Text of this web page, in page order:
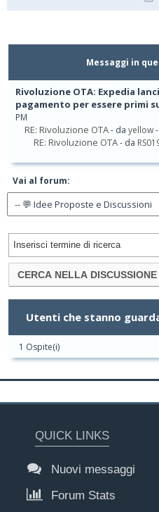
Messaggi in
Rivoluzione OTA: Expedia
pagamento per essere primi
PM
RE: Rivoluzione OTA- da yellow
RE: Rivoluzione OTA- da
Vai al forum:
Utenti che stanno
1 Ospite(i)
QUICK LINKS
Nuovi messaggi
Forum Stats